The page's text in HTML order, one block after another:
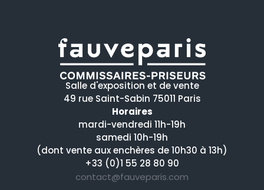
Salle d'exposition et de vente
49 rue Saint-Sabin 75011 Paris
Horaires
mardi-vendredi 11h-19h
samedi 10h-19h
(dont vente aux enchères de 10h30 à 13h)
+33 (0)1 55 28 80 90
contact@fauveparis.com